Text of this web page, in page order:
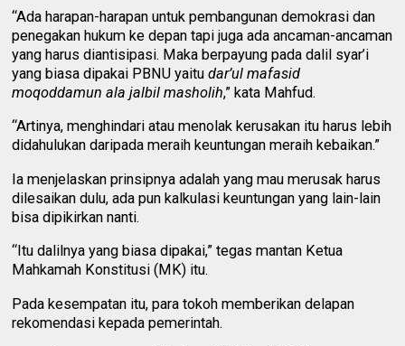
“Ada harapan-harapan untuk pembangunan demokrasi dan
penegakan hukum ke depan tapi juga ada ancaman-ancaman
yang harus diantisipasi. Maka berpayung pada dalil syar’i
yang biasa dipakai PBNU yaitu‎dar’ul mafasid
moqoddamun ala jalbil masholih,” kata Mahfud.
“Artinya, menghindari atau menolak kerusakan itu harus lebih
didahulukan daripada meraih keuntungan meraih kebaikan.”
Ia menjelaskan ‎prinsipnya adalah yang mau merusak harus
dilesaikan dulu, ada pun kalkulasi keuntungan yang lain-lain
bisa dipikirkan nanti.
“Itu dalilnya yang biasa dipakai,” tegas mantan Ketua
Mahkamah Konstitusi (MK) itu.
Pada kesempatan itu, para tokoh memberikan delapan
rekomendasi kepada pemerintah.